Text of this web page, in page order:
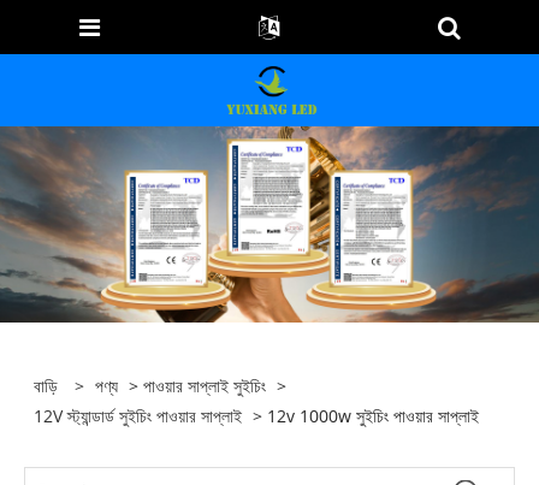
বাড়ি > পণ্য >পাওয়ার সাপ্লাই সুইচিং >
12V স্ট্যান্ডার্ড সুইচিং পাওয়ার সাপ্লাই > 12v 1000w সুইচিং পাওয়ার সাপ্লাই